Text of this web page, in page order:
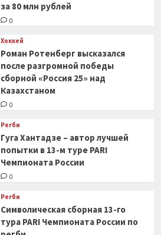
за 80 млн рублей
0
Хоккей
Роман Ротенберг высказался
после разгромной победы
сборной «Россия 25» над
Казахстаном
0
Регби
Гуга Хантадзе – автор лучшей
попытки в 13-м туре PARI
Чемпионата России
0
Регби
Символическая сборная 13-го
тура PARI Чемпионата России по